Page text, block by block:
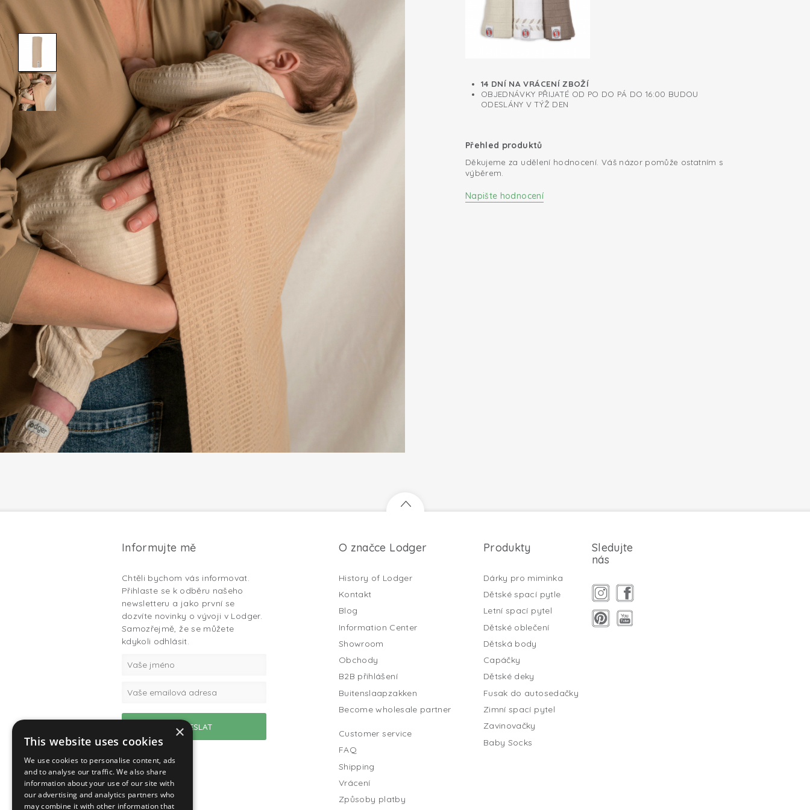
14 DNÍ NA VRÁCENÍ ZBOŽÍ
OBJEDNÁVKY PŘIJATÉ OD PO DO PÁ DO 16:00 BUDOU
ODESLÁNY V TÝŽ DEN
Přehled produktů
Děkujeme za udělení hodnocení. Váš názor pomůže ostatním s
výběrem.
Napište hodnocení
Informujte mě
Chtěli bychom vás informovat.
Přihlaste se k odběru našeho
newsletteru a jako první se
dozvíte novinky o vývoji v Lodger.
Samozřejmě, že se můžete
kdykoli odhlásit.
O značce Lodger
History of Lodger
Kontakt
Blog
Information Center
Showroom
Obchody
B2B přihlášení
Buitenslaapzakken
Become wholesale partner
Customer service
FAQ
Shipping
Vrácení
Způsoby platby
Produkty
Dárky pro miminka
Dětské spací pytle
Letní spací pytel
Dětské oblečení
Dětská body
Capáčky
Dětské deky
Fusak do autosedačky
Zimní spací pytel
Zavinovačky
Baby Socks
Sledujte
nás
×
This website uses cookies
We use cookies to personalise content, ads
and to analyse our traffic. We also share
information about your use of our site with
our advertising and analytics partners who
may combine it with other information that